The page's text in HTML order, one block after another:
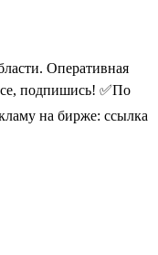
Оперативная
подпишись! ✅По
на бирже: ссылка